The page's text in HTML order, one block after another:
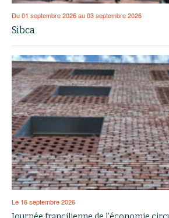
Du 01 septembre 2026 au 03 septembre 2026
Sibca
Le 16 septembre 2026